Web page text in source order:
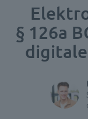
§ 126a